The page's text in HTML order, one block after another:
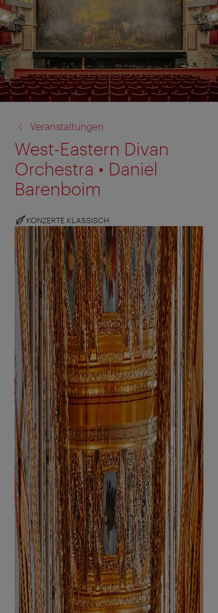
zu:
Veranstaltungen
West-Eastern Divan
Orchestra • Daniel
Barenboim
KONZERTE KLASSISCH